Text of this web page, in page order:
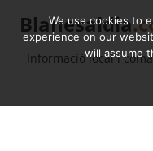
Blanesaldia
Informació local i
We use cookies to
experience on our
will assume